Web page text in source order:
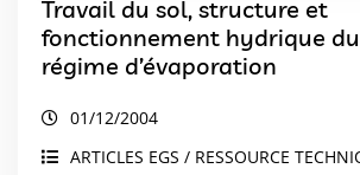
Travail du sol, structure et
fonctionnement hydrique
régime d’évaporation
01/12/2004
ARTICLES EGS / RESSOURCE